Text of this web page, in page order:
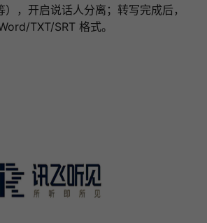
，开启说话人分离；转写完成后，
TXT/SRT 格式。